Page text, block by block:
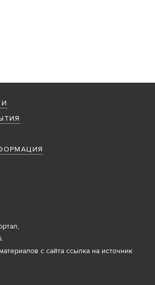
с сайта ссылка на источник